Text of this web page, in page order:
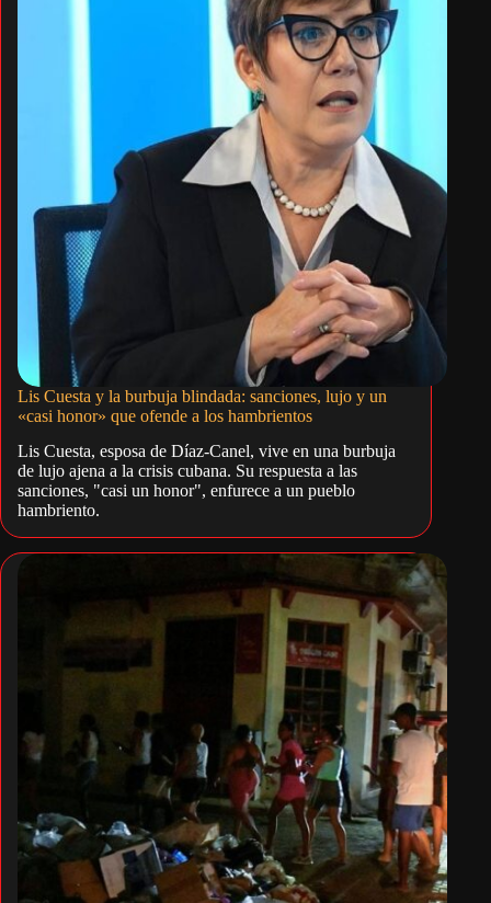
Lis Cuesta y la burbuja blindada: sanciones, lujo y un
«casi honor» que ofende a los hambrientos
Lis Cuesta, esposa de Díaz-Canel, vive en una burbuja
de lujo ajena a la crisis cubana. Su respuesta a las
sanciones, "casi un honor", enfurece a un pueblo
hambriento.